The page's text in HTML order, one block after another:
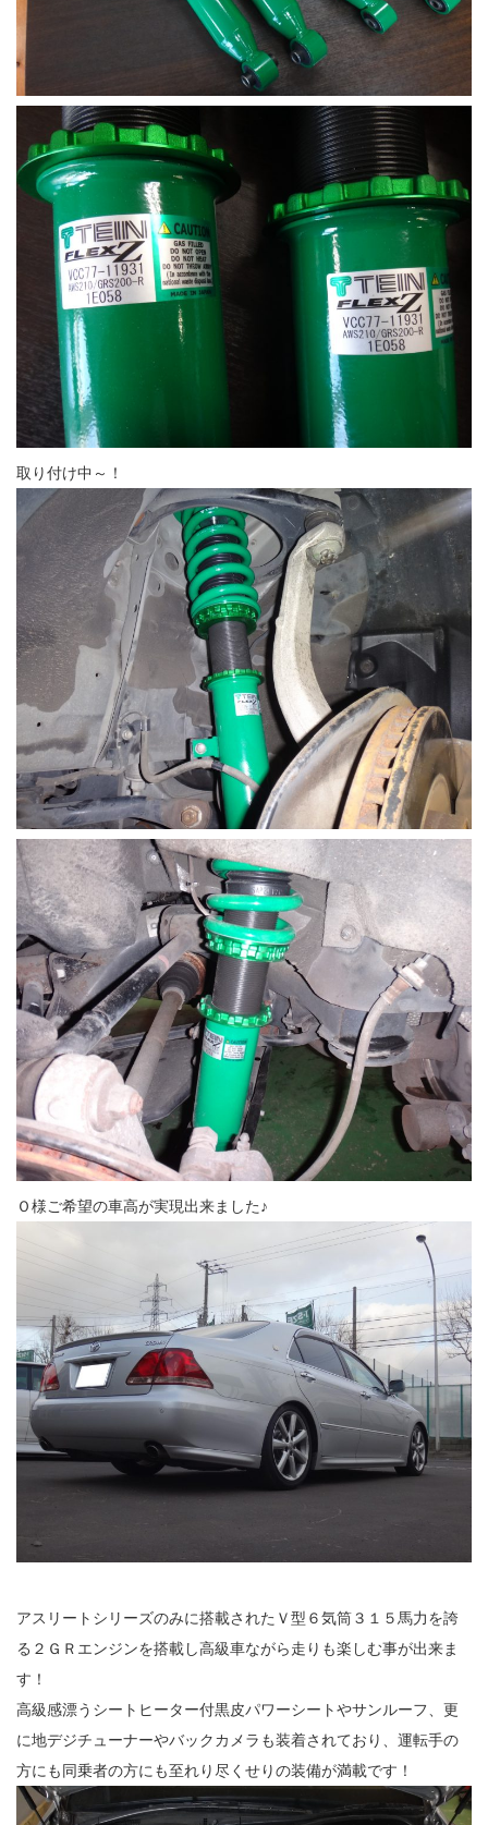
取り付け中～！
Ｏ様ご希望の車高が実現出来ました♪
アスリートシリーズのみに搭載されたＶ型６気筒３１５馬力を誇
る２ＧＲエンジンを搭載し高級車ながら走りも楽しむ事が出来ま
す！
高級感漂うシートヒーター付黒皮パワーシートやサンルーフ、更
に地デジチューナーやバックカメラも装着されており、運転手の
方にも同乗者の方にも至れり尽くせりの装備が満載です！